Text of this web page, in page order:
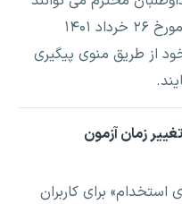
تا ساعت ۲۴ روز پنج شنبه مورخ ۲۶ خرداد ۱۴۰۱
از طریق منوی پیگیری
اطلاعیه تغییر زمان آزمون
برای کاربران